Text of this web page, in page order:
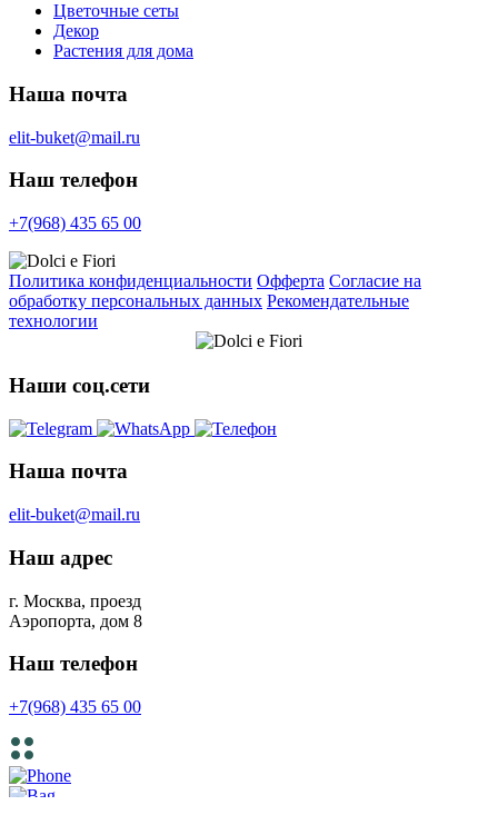
Цветочные сеты
Декор
Растения для дома
Наша почта
elit-buket@mail.ru
Наш телефон
+7(968) 435 65 00
Политика конфиденциальности Офферта Согласие на
обработку персональных данных Рекомендательные
технологии
Наши соц.сети
Наша почта
elit-buket@mail.ru
Наш адрес
г. Москва, проезд
Аэропорта, дом 8
Наш телефон
+7(968) 435 65 00